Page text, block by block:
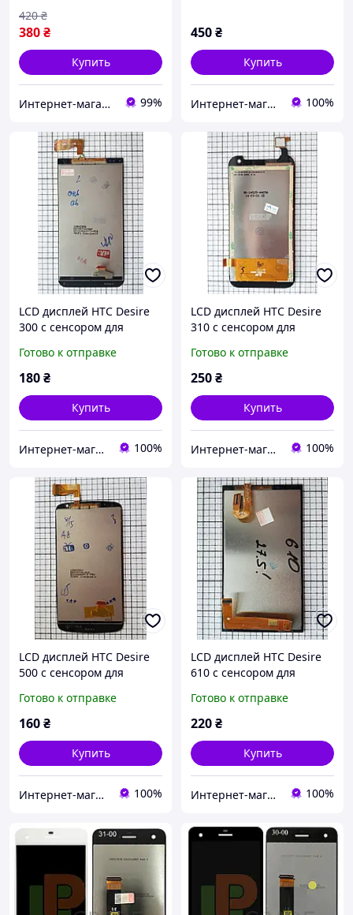
380₴
420 ₴
Купить
Интернет-магазин "SmartPart" 99%
450₴
Купить
Интернет-магазин "Он лайн" 100%
LCD дисплей HTC Desire
300 с сенсором для
Готово к отправке
180₴
Купить
Интернет-магазин "Он лайн" 100%
LCD дисплей HTC Desire
310 с сенсором для
Готово к отправке
250₴
Купить
Интернет-магазин "Он лайн" 100%
LCD дисплей HTC Desire
500 с сенсором для
Готово к отправке
160₴
Купить
Интернет-магазин "Он лайн" 100%
LCD дисплей HTC Desire
610 с сенсором для
Готово к отправке
220₴
Купить
Интернет-магазин "Он лайн" 100%